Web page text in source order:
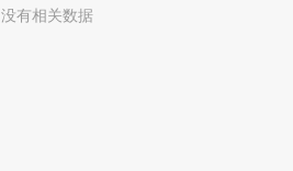
没有相关数据